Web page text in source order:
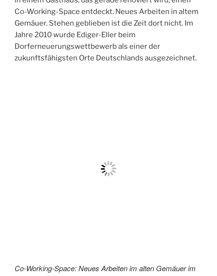
Co-Working-Space entdeckt. Neues Arbeiten in altem
Gemäuer. Stehen geblieben ist die Zeit dort nicht. Im
Jahre 2010 wurde Ediger-Eller beim
Dorferneuerungswettbewerb als einer der
zukunftsfähigsten Orte Deutschlands ausgezeichnet.
Co-Working-Space: Neues Arbeiten im alten Gemäuer im